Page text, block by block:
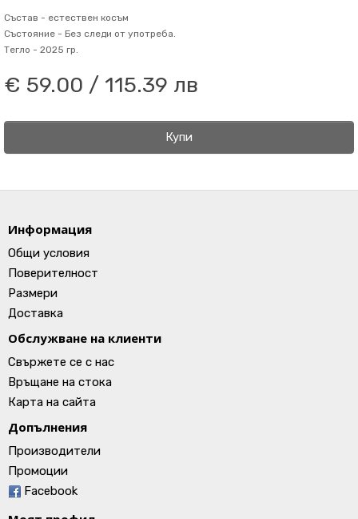
Състав - естествен косъм
Състояние - Без следи от употреба.
Тегло - 2025 гр.
€ 59.00 / 115.39 лв
Купи
Информация
Общи условия
Поверителност
Размери
Доставка
Обслужване на клиенти
Свържете се с нас
Връщане на стока
Карта на сайта
Допълнения
Производители
Промоции
Facebook